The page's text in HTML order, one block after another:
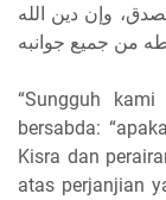
وإن دين الله
“Sungguh
bersabda:
Kisra dan
atas perjanjian